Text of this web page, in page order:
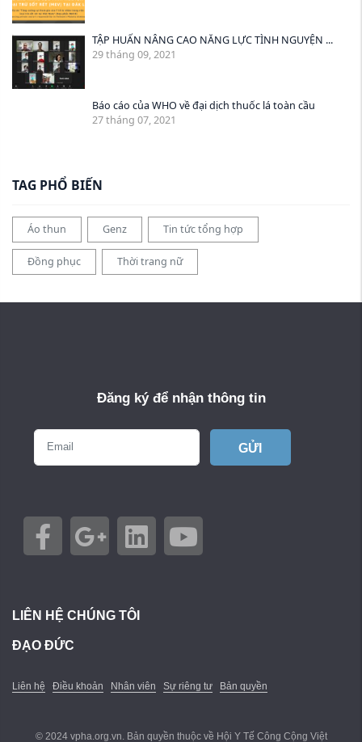
TẬP HUẤN NÂNG CAO NĂNG LỰC TÌNH NGUYỆN ...
29 tháng 09, 2021
Báo cáo của WHO về đại dịch thuốc lá toàn cầu
27 tháng 07, 2021
TAG PHỔ BIẾN
Áo thun Genz Tin tức tổng hợp
Đồng phục Thời trang nữ
Đăng ký để nhận thông tin
GỬI
LIÊN HỆ CHÚNG TÔI
ĐẠO ĐỨC
Liên hệ Điều khoản Nhân viên Sự riêng tư Bản quyền
© 2024 vpha.org.vn. Bản quyền thuộc về Hội Y Tế Công Cộng Việt